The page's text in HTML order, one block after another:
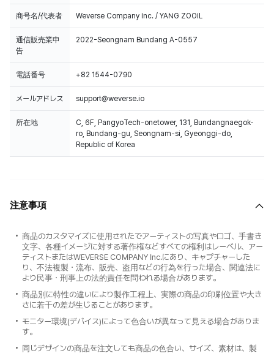
商号名/代表者 Weverse Company Inc. / YANG ZOOIL
通信販売業申
告
2022-Seongnam Bundang A-0557
電話番号 +82 1544-0790
メールアドレス support@weverse.io
所在地
C, 6F, PangyoTech-onetower, 131, Bundangnaegok-
ro, Bundang-gu, Seongnam-si, Gyeonggi-do,
Republic of Korea
注意事項
商品のカスタマイズに使用されたでアーティストの写真やロゴ、手書き
文字、各種イメージに対する著作権などすべての権利はレーベル、アー
ティストまたはWEVERSE COMPANY Inc.にあり、キャプチャーした
り、不法複製・流布、販売、盗用などの行為を行った場合、関連法に
より民事・刑事上の法的責任を問われる場合があります。
商品別に特性の違いにより製作工程上、実際の商品の印刷位置や大き
さに若干の差が生じることがあります。
モニター環境(デバイス)によって色合いが異なって見える場合がありま
す。
同じデザインの商品を注文しても商品の色合い、サイズ、素材は、製